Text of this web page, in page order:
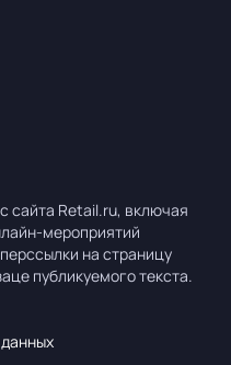
сайта Retail.ru, включая
мероприятий
на страницу
публикуемого текста.